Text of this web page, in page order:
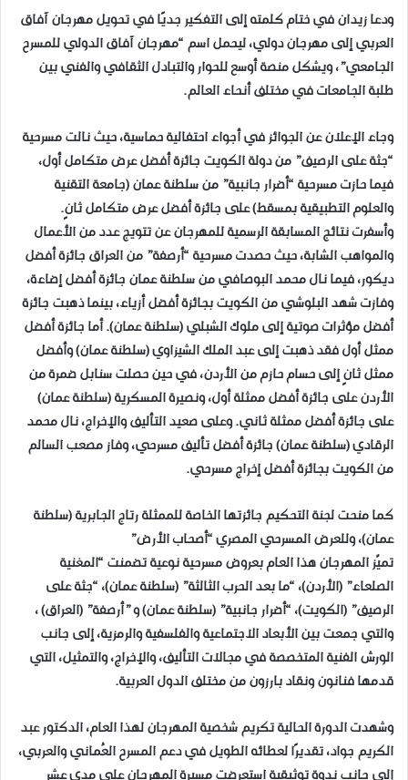
ودعا زيدان في ختام كلمته إلى التفكير جديًا في تحويل مهرجان آفاق
العربي إلى مهرجان دولي، ليحمل اسم “مهرجان آفاق الدولي للمسرح
الجامعي”، ويشكل منصة أوسع للحوار والتبادل الثقافي والفني بين
طلبة الجامعات في مختلف أنحاء العالم.
وجاء الإعلان عن الجوائز في أجواء احتفالية حماسية، حيث نالت مسرحية
“جثة على الرصيف” من دولة الكويت جائزة أفضل عرض متكامل أول،
فيما حازت مسرحية “أضرار جانبية” من سلطنة عمان (جامعة التقنية
والعلوم التطبيقية بمسقط) على جائزة أفضل عرض متكامل ثانٍ.
وأسفرت نتائج المسابقة الرسمية للمهرجان عن تتويج عدد من الأعمال
والمواهب الشابة، حيث حصدت مسرحية “أرصفة” من العراق جائزة أفضل
ديكور، فيما نال محمد البوصافي من سلطنة عمان جائزة أفضل إضاءة،
وفازت شهد البلوشي من الكويت بجائزة أفضل أزياء، بينما ذهبت جائزة
أفضل مؤثرات صوتية إلى ملوك الشبلي (سلطنة عمان). أما جائزة أفضل
ممثل أول فقد ذهبت إلى عبد الملك الشيزاوي (سلطنة عمان) وأفضل
ممثل ثانٍ إلى حسام حازم من الأردن، في حين حصلت سنابل ضمرة من
الأردن على جائزة أفضل ممثلة أول، ونصيرة المسكرية (سلطنة عمان)
على جائزة أفضل ممثلة ثاني. وعلى صعيد التأليف والإخراج، نال محمد
الرقادي (سلطنة عمان) جائزة أفضل تأليف مسرحي، وفاز مصعب السالم
من الكويت بجائزة أفضل إخراج مسرحي.
كما منحت لجنة التحكيم جائزتها الخاصة للممثلة رتاج الجابرية (سلطنة
عمان)، وللعرض المسرحي المصري “أصحاب الأرض”
تميّز المهرجان هذا العام بعروض مسرحية نوعية تضمنت “المغنية
الصلعاء” (الأردن)، “ما بعد الحرب الثالثة” (سلطنة عمان)، “جثة على
الرصيف” (الكويت)، “أضرار جانبية” (سلطنة عمان) و ”أرصفة” (العراق) ،
والتي جمعت بين الأبعاد الاجتماعية والفلسفية والرمزية، إلى جانب
الورش الفنية المتخصصة في مجالات التأليف، والإخراج، والتمثيل، التي
قدمها فنانون ونقاد بارزون من مختلف الدول العربية.
وشهدت الدورة الحالية تكريم شخصية المهرجان لهذا العام، الدكتور عبد
الكريم جواد، تقديرًا لعطائه الطويل في دعم المسرح العُماني والعربي،
إلى جانب ندوة توثيقية استعرضت مسيرة المهرجان على مدى عشر